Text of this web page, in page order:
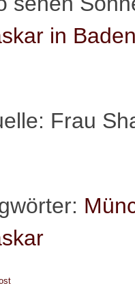
in Baden
Frau